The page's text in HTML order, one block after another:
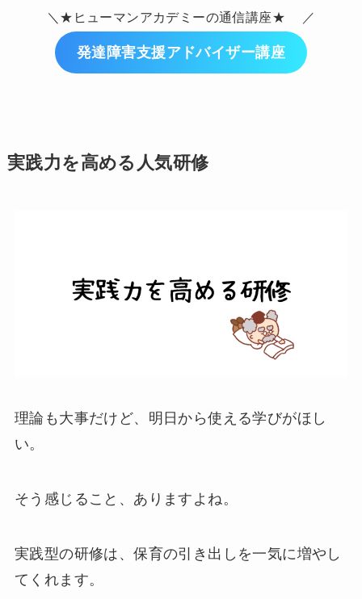
＼★ヒューマンアカデミーの通信講座★ ／
発達障害支援アドバイザー講座
実践力を高める人気研修
理論も大事だけど、明日から使える学びがほし
い。
そう感じること、ありますよね。
実践型の研修は、保育の引き出しを一気に増やし
てくれます。